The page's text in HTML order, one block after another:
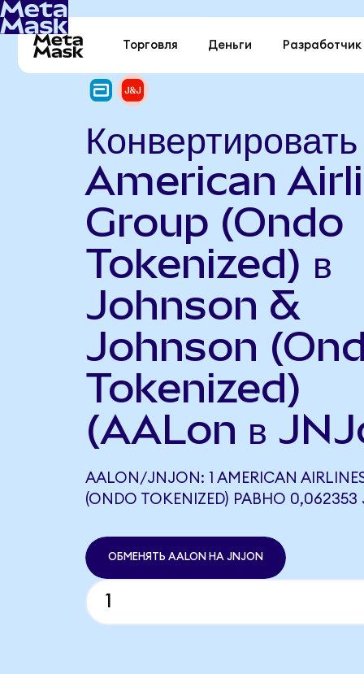
Торговля Деньги Разработчик
Конвертировать
American
Group (Ondo
Tokenized) в
Johnson &
Johnson
Tokenized)
(AALon в
AALON/JNJON: 1 AMERICAN
(ONDO TOKENIZED) РАВНО 0,062353
ОБМЕНЯТЬ AALON НА JNJON